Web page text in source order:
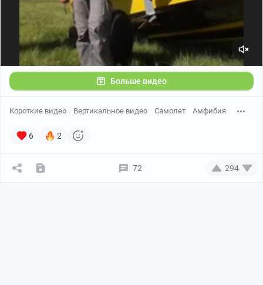
Больше видео
Короткие видео Вертикальное видео Самолет Амфибия
6 2
72 294